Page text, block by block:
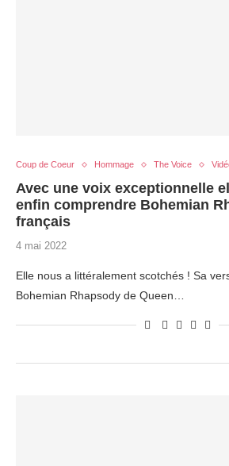
Coup de Coeur Hommage The Voice
Avec une voix exceptionnelle
enfin comprendre Bohemian
français
4 mai 2022
Elle nous a littéralement scotchés ! Sa
Bohemian Rhapsody de Queen…